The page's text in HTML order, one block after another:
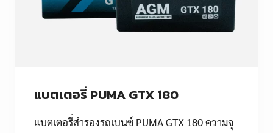
แบตเตอรี่ PUMA GTX 180
แบตเตอรี่สำรองรถเบนซ์ PUMA GTX 180 ความจุ